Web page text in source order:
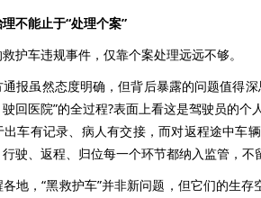
不能止于“处理个案”
车违规事件，仅靠个案处理远远不够。
虽然态度明确，但背后暴露的问题值得深
回医院”的全过程?表面上看这是驾驶员的
车有记录、病人有交接，而对返程途中车
驶、返程、归位每一个环节都纳入监管，不
，“黑救护车”并非新问题，但它们的生存